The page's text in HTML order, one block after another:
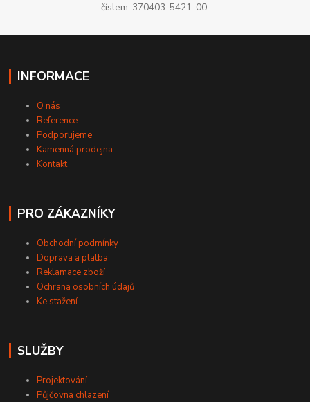
číslem: 370403-5421-00.
INFORMACE
O nás
Reference
Podporujeme
Kamenná prodejna
Kontakt
PRO ZÁKAZNÍKY
Obchodní podmínky
Doprava a platba
Reklamace zboží
Ochrana osobních údajů
Ke stažení
SLUŽBY
Projektování
Půjčovna chlazení